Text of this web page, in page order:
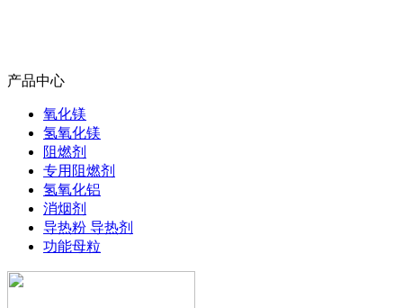
产品中心
氧化镁
氢氧化镁
阻燃剂
专用阻燃剂
氢氧化铝
消烟剂
导热粉 导热剂
功能母粒